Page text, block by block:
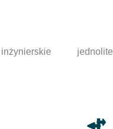
inżynierskie jednolite